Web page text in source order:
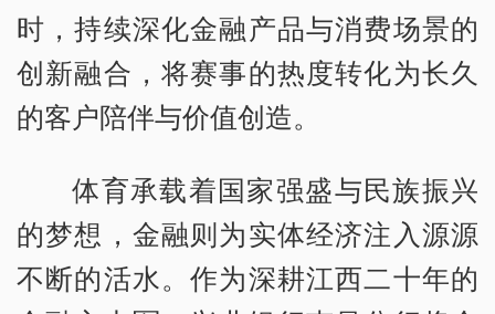
时，持续深化金融产品与消费场景的
创新融合，将赛事的热度转化为长久
的客户陪伴与价值创造。
体育承载着国家强盛与民族振兴
的梦想，金融则为实体经济注入源源
不断的活水。作为深耕江西二十年的